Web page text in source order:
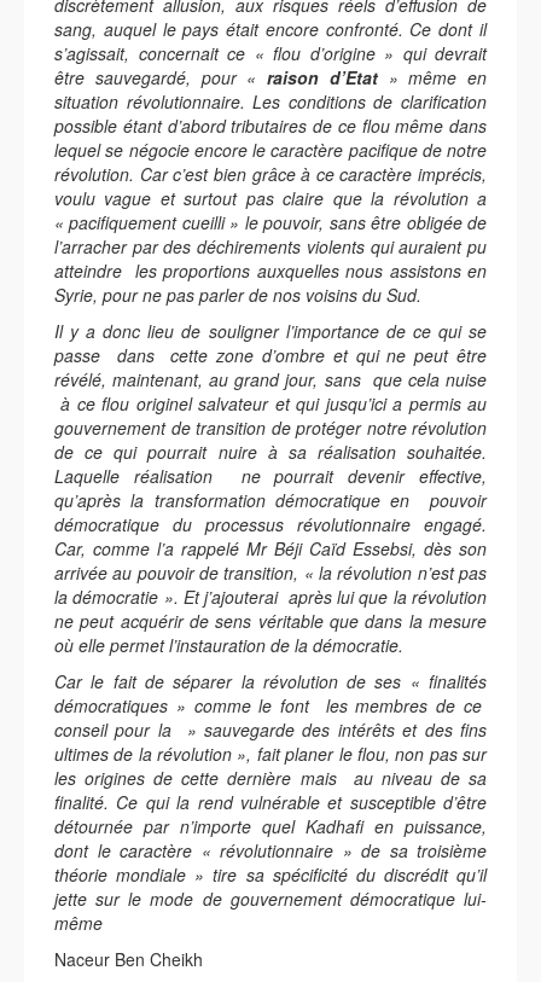
discrètement allusion, aux risques réels d’effusion de
sang, auquel le pays était encore confronté. Ce dont il
s’agissait, concernait ce « flou d’origine » qui devrait
être sauvegardé, pour « raison d’Etat» même en
situation révolutionnaire. Les conditions de clarification
possible étant d’abord tributaires de ce flou même dans
lequel se négocie encore le caractère pacifique de notre
révolution. Car c’est bien grâce à ce caractère imprécis,
voulu vague et surtout pas claire que la révolution a
« pacifiquement cueilli » le pouvoir, sans être obligée de
l’arracher par des déchirements violents qui auraient pu
atteindre les proportions auxquelles nous assistons en
Syrie, pour ne pas parler de nos voisins du Sud.
Il y a donc lieu de souligner l’importance de ce qui se
passe dans cette zone d’ombre et qui ne peut être
révélé, maintenant, au grand jour, sans que cela nuise
à ce flou originel salvateur et qui jusqu’ici a permis au
gouvernement de transition de protéger notre révolution
de ce qui pourrait nuire à sa réalisation souhaitée.
Laquelle réalisation ne pourrait devenir effective,
qu’après la transformation démocratique en pouvoir
démocratique du processus révolutionnaire engagé.
Car, comme l’a rappelé Mr Béji Caïd Essebsi, dès son
arrivée au pouvoir de transition, « la révolution n’est pas
la démocratie ». Et j’ajouterai après lui que la révolution
ne peut acquérir de sens véritable que dans la mesure
où elle permet l’instauration de la démocratie.
Car le fait de séparer la révolution de ses « finalités
démocratiques » comme le font les membres de ce
conseil pour la » sauvegarde des intérêts et des fins
ultimes de la révolution », fait planer le flou, non pas sur
les origines de cette dernière mais au niveau de sa
finalité. Ce qui la rend vulnérable et susceptible d’être
détournée par n’importe quel Kadhafi en puissance,
dont le caractère « révolutionnaire » de sa troisième
théorie mondiale » tire sa spécificité du discrédit qu’il
jette sur le mode de gouvernement démocratique lui-
même
Naceur Ben Cheikh